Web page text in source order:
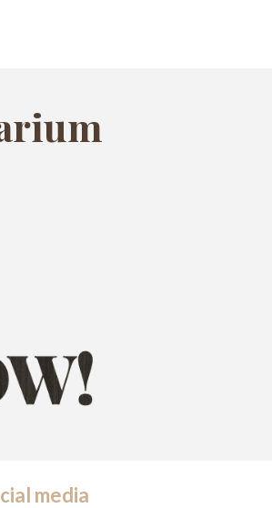
media